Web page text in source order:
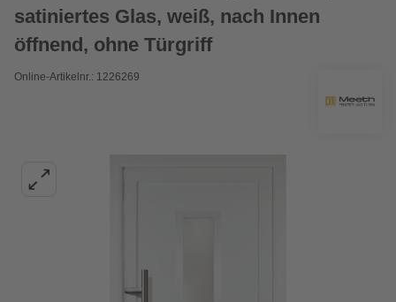
satiniertes Glas, weiß, nach Innen
öffnend, ohne Türgriff
Online-Artikelnr.: 1226269